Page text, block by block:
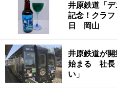
井原鉄道「
記念！クラ
日 岡山
井原鉄道が
始まる 社長
い」